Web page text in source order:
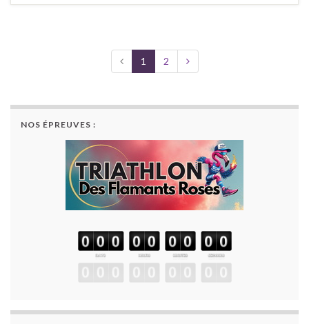
1 2
NOS ÉPREUVES :